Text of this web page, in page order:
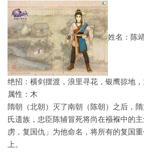
姓名：陈
绝招：横剑摆渡，浪里寻花，银鹰掠地
属性：木
隋朝（北朝）灭了南朝（陈朝）之后，
氏遗族，忠臣陈辅冒死将尚在襁褓中的
虏，复国仇」为他命名，将所有的复国
上。